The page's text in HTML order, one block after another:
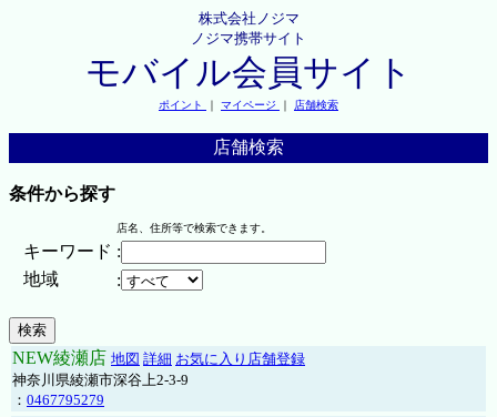
株式会社ノジマ
ノジマ携帯サイト
モバイル会員サイト
ポイント ｜ マイページ ｜ 店舗検索
店舗検索
条件から探す
店名、住所等で検索できます。
キーワード :
地域
:
NEW綾瀬店 地図 詳細 お気に入り店舗登録
神奈川県綾瀬市深谷上2-3-9
： 0467795279